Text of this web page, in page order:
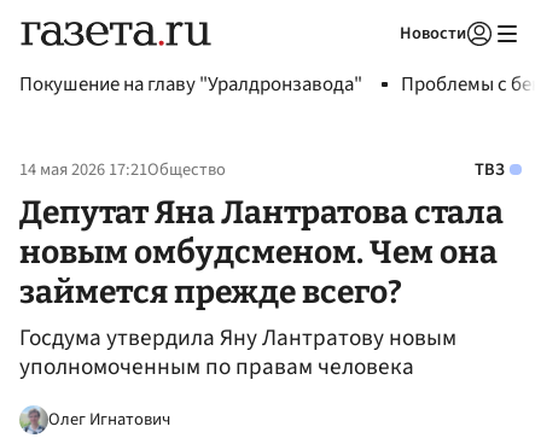
Новости
Покушение на главу "Уралдронзавода" Проблемы с
14 мая 2026 17:21Общество ТВЗ
Депутат Яна Лантратова стала
новым омбудсменом. Чем она
займется прежде всего?
Госдума утвердила Яну Лантратову новым
уполномоченным по правам человека
Олег Игнатович